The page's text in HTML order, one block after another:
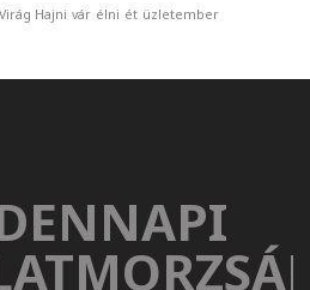
Virág Hajni vár élni ét üzletember